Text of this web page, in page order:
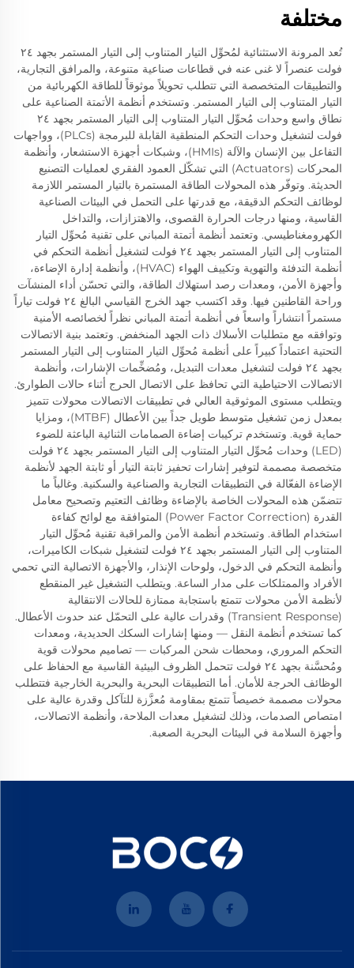
مختلفة
تُعد المرونة الاستثنائية لمُحوِّل التيار المتناوب إلى التيار المستمر بجهد ٢٤
فولت عنصراً لا غنى عنه في قطاعات صناعية متنوعة، والمرافق التجارية،
والتطبيقات المتخصصة التي تتطلب تحويلاً موثوقاً للطاقة الكهربائية من
التيار المتناوب إلى التيار المستمر. وتستخدم أنظمة الأتمتة الصناعية على
نطاق واسع وحدات مُحوِّل التيار المتناوب إلى التيار المستمر بجهد ٢٤
فولت لتشغيل وحدات التحكم المنطقية القابلة للبرمجة (PLCs)، وواجهات
التفاعل بين الإنسان والآلة (HMIs)، وشبكات أجهزة الاستشعار، وأنظمة
المحركات (Actuators) التي تشكّل العمود الفقري لعمليات التصنيع
الحديثة. وتوفّر هذه المحولات الطاقة المستمرة بالتيار المستمر اللازمة
لوظائف التحكم الدقيقة، مع قدرتها على التحمل في البيئات الصناعية
القاسية، ومنها درجات الحرارة القصوى، والاهتزازات، والتداخل
الكهرومغناطيسي. وتعتمد أنظمة أتمتة المباني على تقنية مُحوِّل التيار
المتناوب إلى التيار المستمر بجهد ٢٤ فولت لتشغيل أنظمة التحكم في
أنظمة التدفئة والتهوية وتكييف الهواء (HVAC)، وأنظمة إدارة الإضاءة،
وأجهزة الأمن، ومعدات رصد استهلاك الطاقة، والتي تحسّن أداء المنشآت
وراحة القاطنين فيها. وقد اكتسب جهد الخرج القياسي البالغ ٢٤ فولت تياراً
مستمراً انتشاراً واسعاً في أنظمة أتمتة المباني نظراً لخصائصه الأمنية
وتوافقه مع متطلبات الأسلاك ذات الجهد المنخفض. وتعتمد بنية الاتصالات
التحتية اعتماداً كبيراً على أنظمة مُحوِّل التيار المتناوب إلى التيار المستمر
بجهد ٢٤ فولت لتشغيل معدات التبديل، ومُضخِّمات الإشارات، وأنظمة
الاتصالات الاحتياطية التي تحافظ على الاتصال الحرج أثناء حالات الطوارئ.
ويتطلب مستوى الموثوقية العالي في تطبيقات الاتصالات محولات تتميز
بمعدل زمن تشغيل متوسط طويل جداً بين الأعطال (MTBF)، ومزايا
حماية قوية. وتستخدم تركيبات إضاءة الصمامات الثنائية الباعثة للضوء
(LED) وحدات مُحوِّل التيار المتناوب إلى التيار المستمر بجهد ٢٤ فولت
متخصصة مصممة لتوفير إشارات تحفيز ثابتة التيار أو ثابتة الجهد لأنظمة
الإضاءة الفعّالة في التطبيقات التجارية والصناعية والسكنية. وغالباً ما
تتضمّن هذه المحولات الخاصة بالإضاءة وظائف التعتيم وتصحيح معامل
القدرة (Power Factor Correction) المتوافقة مع لوائح كفاءة
استخدام الطاقة. وتستخدم أنظمة الأمن والمراقبة تقنية مُحوِّل التيار
المتناوب إلى التيار المستمر بجهد ٢٤ فولت لتشغيل شبكات الكاميرات،
وأنظمة التحكم في الدخول، ولوحات الإنذار، والأجهزة الاتصالية التي تحمي
الأفراد والممتلكات على مدار الساعة. ويتطلب التشغيل غير المنقطع
لأنظمة الأمن محولات تتمتع باستجابة ممتازة للحالات الانتقالية
(Transient Response) وقدرات عالية على التحمّل عند حدوث الأعطال.
كما تستخدم أنظمة النقل — ومنها إشارات السكك الحديدية، ومعدات
التحكم المروري، ومحطات شحن المركبات — تصاميم محولات قوية
ومُحسَّنة بجهد ٢٤ فولت تتحمل الظروف البيئية القاسية مع الحفاظ على
الوظائف الحرجة للأمان. أما التطبيقات البحرية والبحرية الخارجية فتتطلب
محولات مصممة خصيصاً تتمتع بمقاومة مُعزَّزة للتآكل وقدرة عالية على
امتصاص الصدمات، وذلك لتشغيل معدات الملاحة، وأنظمة الاتصالات،
وأجهزة السلامة في البيئات البحرية الصعبة.